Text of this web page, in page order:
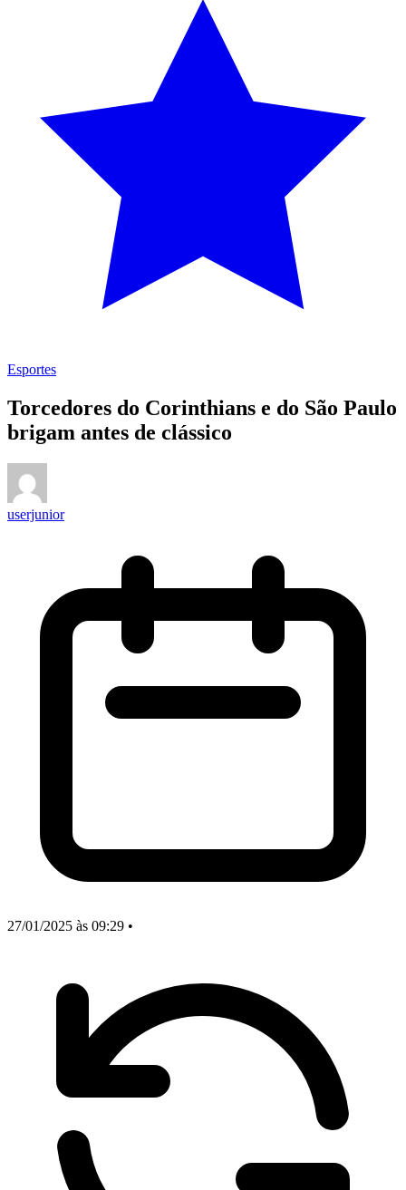
Esportes
Torcedores do Corinthians e do São Paulo
brigam antes de clássico
userjunior
27/01/2025 às 09:29 •